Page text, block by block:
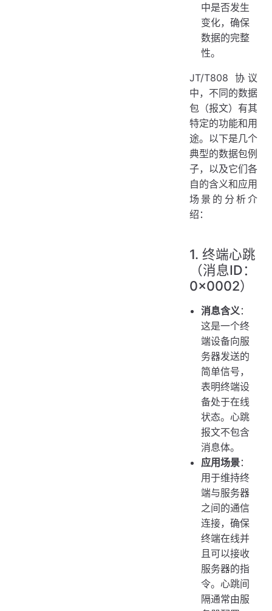
中是否发生
变化，确保
数据的完整
性。
JT/T808 协议
中，不同的数据
包（报文）有其
特定的功能和用
途。以下是几个
典型的数据包例
子，以及它们各
自的含义和应用
场景的分析介
绍：
1. 终端心跳
（消息ID：
0x0002）
消息含义：
这是一个终
端设备向服
务器发送的
简单信号，
表明终端设
备处于在线
状态。心跳
报文不包含
消息体。
应用场景：
用于维持终
端与服务器
之间的通信
连接，确保
终端在线并
且可以接收
服务器的指
令。心跳间
隔通常由服